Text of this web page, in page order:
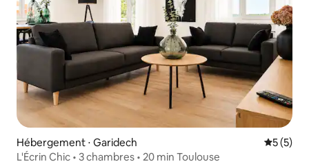
Hébergement ⋅ Garidech
5 (5)
L'Écrin Chic • 3 chambres • 20 min Toulouse